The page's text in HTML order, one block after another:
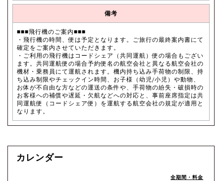
備考
■■■飛行機のご案内■■■
・飛行機の時間、便は予定となります。ご旅行の最終案内書にて
確定をご案内させていただきます。
・ご利用の飛行機はコードシェア（共同運航）便の場合もござい
ます。共同運航便の場合予約便名の航空会社と異なる航空会社の
機材・乗務員にて運航されます。機内持ち込み手荷物の制限、持
ち込み制限やチェックイン時間、お子様（幼児/小児）や動物、
お体が不自由な方などの運送の条件や、手荷物の紛失・破損時の
お客様への補償や遅延・欠航などへの対応と、事前座席指定は共
同運航便（コードシェア便）を運航する航空会社の規定が適用と
なります。
カレンダー
全期間・料金